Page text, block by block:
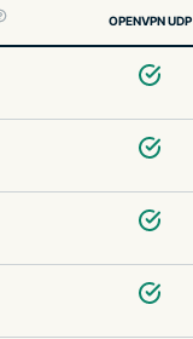
OPENVPN UDP